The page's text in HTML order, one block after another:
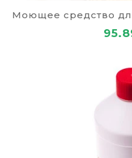
Моющее средство